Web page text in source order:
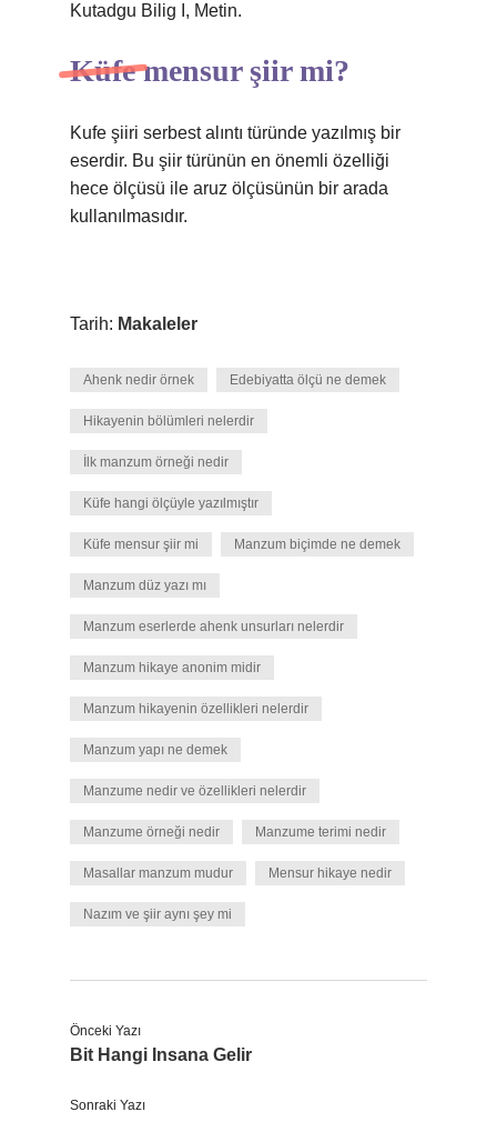
Kutadgu Bilig I, Metin.
Küfe mensur şiir mi?
Kufe şiiri serbest alıntı türünde yazılmış bir
eserdir. Bu şiir türünün en önemli özelliği
hece ölçüsü ile aruz ölçüsünün bir arada
kullanılmasıdır.
Tarih: Makaleler
Ahenk nedir örnek Edebiyatta ölçü ne demek
Hikayenin bölümleri nelerdir
İlk manzum örneği nedir
Küfe hangi ölçüyle yazılmıştır
Küfe mensur şiir mi Manzum biçimde ne demek
Manzum düz yazı mı
Manzum eserlerde ahenk unsurları nelerdir
Manzum hikaye anonim midir
Manzum hikayenin özellikleri nelerdir
Manzum yapı ne demek
Manzume nedir ve özellikleri nelerdir
Manzume örneği nedir Manzume terimi nedir
Masallar manzum mudur Mensur hikaye nedir
Nazım ve şiir aynı şey mi
Önceki Yazı
Bit Hangi Insana Gelir
Sonraki Yazı